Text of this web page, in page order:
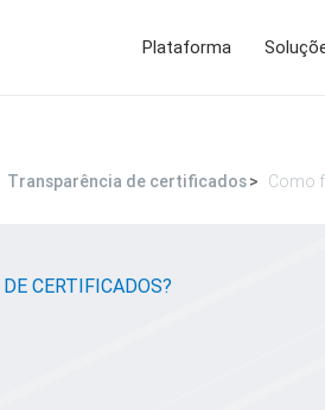
Plataforma
Transparência de certificados Como
CERTIFICADOS?